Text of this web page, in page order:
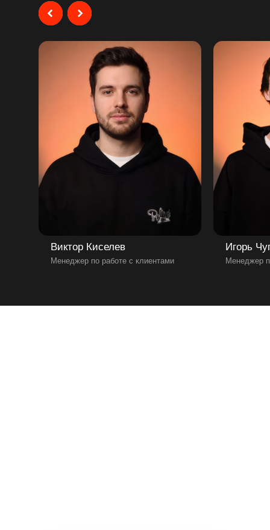
Виктор Киселев
Менеджер по работе с клиентами
Игорь
Менеджер